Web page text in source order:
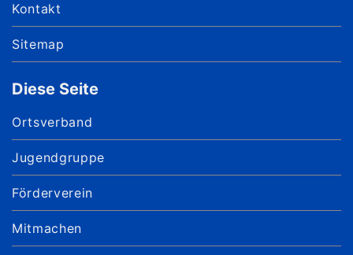
Kontakt
Sitemap
Diese Seite
Ortsverband
Jugendgruppe
Förderverein
Mitmachen